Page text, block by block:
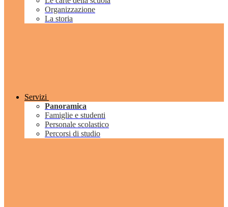
Organizzazione
La storia
Servizi
Panoramica
Famiglie e studenti
Personale scolastico
Percorsi di studio